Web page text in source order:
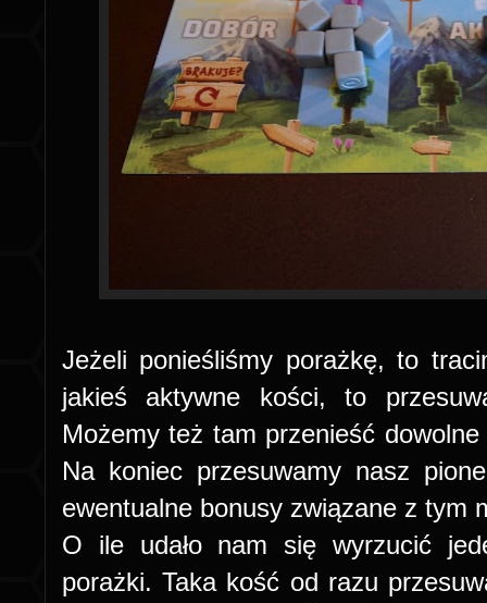
Jeżeli ponieśliśmy porażkę, to
jakieś aktywne kości, to
Możemy też tam przenieść
Na koniec przesuwamy nasz
ewentualne bonusy związane z tym
O ile udało nam się wyrzucić
porażki. Taka kość od razu